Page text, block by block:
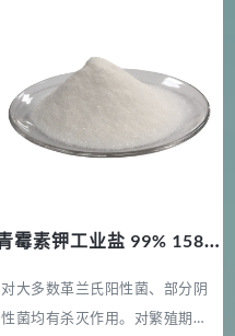
青霉素钾工业盐 99% 1588u/mg
对大多数革兰氏阳性菌、部分阴
性菌均有杀灭作用。对繁殖期细